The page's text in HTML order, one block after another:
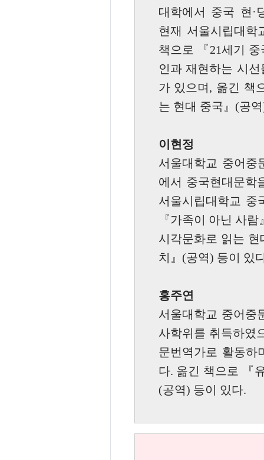
대학에서 중국 현·
현재 서울시립대학
책으로 『21세기
인과 재현하는 시
가 있으며, 옮긴 책
는 현대 중국』(공
이현정
서울대학교 중어중
에서 중국현대문학
서울시립대학교 중
『가족이 아닌 사
시각문화로 읽는
치』(공역) 등이
홍주연
서울대학교 중어중
사학위를 취득하였
문번역가로 활동하
다. 옮긴 책으로 『
(공역) 등이 있다.